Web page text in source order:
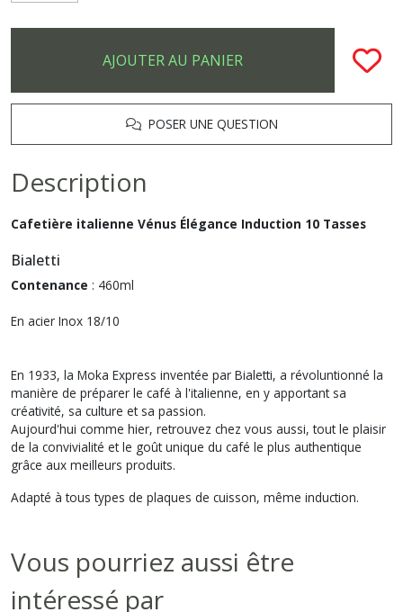
AJOUTER AU PANIER
POSER UNE QUESTION
Description
Cafetière italienne Vénus Élégance Induction 10 Tasses
Bialetti
Contenance : 460ml
En acier Inox 18/10
En 1933, la Moka Express inventée par Bialetti, a révoluntionné la
manière de préparer le café à l'italienne, en y apportant sa
créativité, sa culture et sa passion.
Aujourd'hui comme hier, retrouvez chez vous aussi, tout le plaisir
de la convivialité et le goût unique du café le plus authentique
grâce aux meilleurs produits.
Adapté à tous types de plaques de cuisson, même induction.
Vous pourriez aussi être
intéressé par